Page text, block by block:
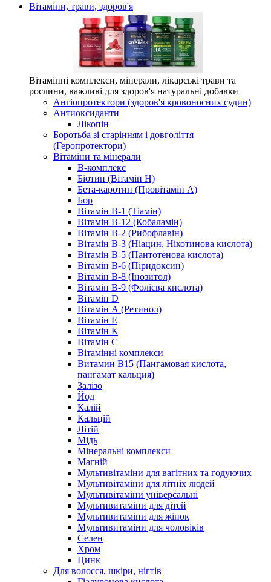
Вітаміни, трави, здоров'я
Вітамінні комплекси, мінерали, лікарські трави та
рослини, важливі для здоров'я натуральні добавки
Ангіопротектори (здоров'я кровоносних судин)
Антиоксиданти
Лікопін
Боротьба зі старінням і довголіття
(Геропротектори)
Вітаміни та мінерали
B-комплекс
Біотин (Вітамін H)
Бета-каротин (Провітамін А)
Бор
Вітамін B-1 (Тіамін)
Вітамін B-12 (Кобаламін)
Вітамін B-2 (Рибофлавін)
Вітамін B-3 (Ніацин, Нікотинова кислота)
Вітамін B-5 (Пантотенова кислота)
Вітамін B-6 (Піридоксин)
Вітамін B-8 (Інозитол)
Вітамін B-9 (Фолієва кислота)
Вітамін D
Вітамін А (Ретинол)
Вітамін Е
Вітамін К
Вітамін С
Вітамінні комплекси
Витамин B15 (Пангамовая кислота,
пангамат кальция)
Залізо
Йод
Калій
Кальцій
Літій
Мідь
Мінеральні комплекси
Магній
Мультивітаміни для вагітних та годуючих
Мультивітаміни для літніх людей
Мультивітаміни універсальні
Мультивитаміни для дітей
Мультивитаміни для жінок
Мультивитаміни для чоловіків
Селен
Хром
Цинк
Для волосся, шкіри, нігтів